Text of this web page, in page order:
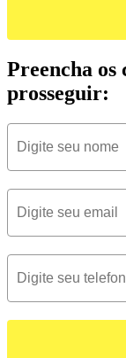
Preencha os
prosseguir: